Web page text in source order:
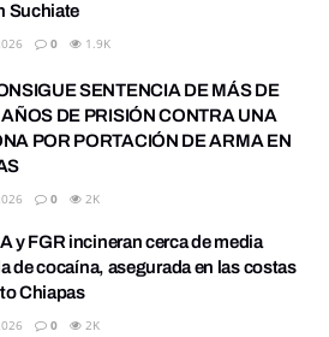
Suchiate
0 1.9K
SENTENCIA DE MÁS DE
DE PRISIÓN CONTRA UNA
POR PORTACIÓN DE ARMA EN
0 2K
y FGR incineran cerca de media
de cocaína, asegurada en las costas
Chiapas
0 2K